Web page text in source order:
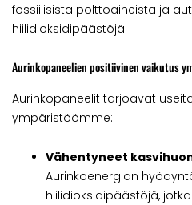
fossiilisista polttoaineista ja
hiilidioksidipäästöjä.
Aurinkopaneelien positiivinen vaikutus
Aurinkopaneelit tarjoavat
ympäristöömme:
Vähentyneet
Aurinkoenergian
hiilidioksidipäästöjä,